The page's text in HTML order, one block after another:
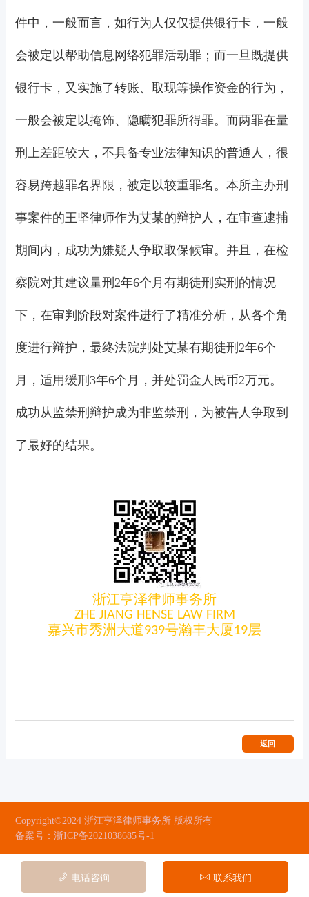
件中，一般而言，如行为人仅仅提供银行卡，一般
会被定以帮助信息网络犯罪活动罪；而一旦既提供
银行卡，又实施了转账、取现等操作资金的行为，
一般会被定以掩饰、隐瞒犯罪所得罪。而两罪在量
刑上差距较大，不具备专业法律知识的普通人，很
容易跨越罪名界限，被定以较重罪名。本所主办刑
事案件的王坚律师作为艾某的辩护人，在审查逮捕
期间内，成功为嫌疑人争取取保候审。并且，在检
察院对其建议量刑2年6个月有期徒刑实刑的情况
下，在审判阶段对案件进行了精准分析，从各个角
度进行辩护，最终法院判处艾某有期徒刑2年6个
月，适用缓刑3年6个月，并处罚金人民币2万元。
成功从监禁刑辩护成为非监禁刑，为被告人争取到
了最好的结果。
浙江亨泽律师事务所
ZHE JIANG HENSE LAW FIRM
嘉兴市秀洲大道939号瀚丰大厦19层
返回
Copyright©2024 浙江亨泽律师事务所 版权所有
备案号：浙ICP备2021038685号-1
电话咨询 联系我们